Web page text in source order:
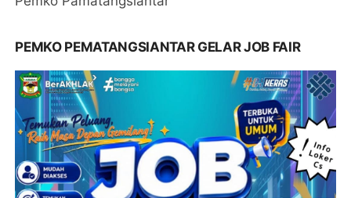
PEMKO PEMATANGSIANTAR GELAR JOB FAIR